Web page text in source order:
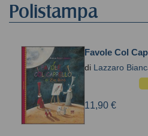
Polistampa
Favole Col
di Lazzaro
11,90 €